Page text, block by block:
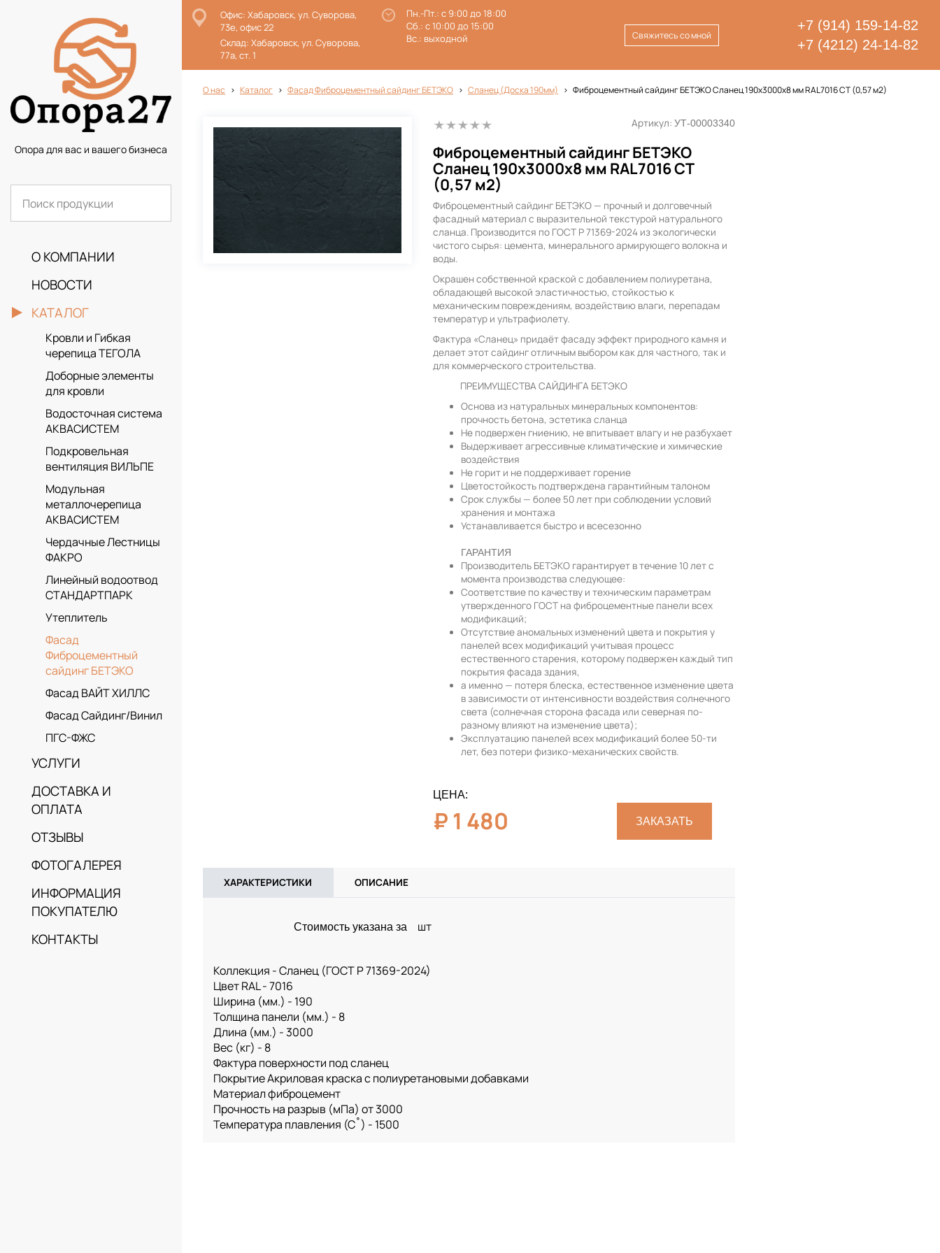
Опора для вас и вашего бизнеса
О КОМПАНИИ
НОВОСТИ
КАТАЛОГ
Кровли и Гибкая
черепица ТЕГОЛА
Доборные элементы
для кровли
Водосточная система
АКВАСИСТЕМ
Подкровельная
вентиляция ВИЛЬПЕ
Модульная
металлочерепица
АКВАСИСТЕМ
Чердачные Лестницы
ФАКРО
Линейный водоотвод
СТАНДАРТПАРК
Утеплитель
Фасад
Фиброцементный
сайдинг БЕТЭКО
Фасад ВАЙТ ХИЛЛС
Фасад Сайдинг/Винил
ПГС-ФЖС
УСЛУГИ
ДОСТАВКА И
ОПЛАТА
ОТЗЫВЫ
ФОТОГАЛЕРЕЯ
ИНФОРМАЦИЯ
ПОКУПАТЕЛЮ
КОНТАКТЫ
Офис: Хабаровск, ул. Суворова,
73е, офис 22
Склад: Хабаровск, ул. Суворова,
77а, ст. 1
Пн.-Пт.: с 9:00 до 18:00
Сб.: с 10:00 до 15:00
Вс.: выходной
+7 (914) 159-14-82
+7 (4212) 24-14-82
Свяжитесь со мной
О нас Каталог Фасад Фиброцементный сайдинг БЕТЭКО Сланец (Доска 190мм) Фиброцементный сайдинг БЕТЭКО Сланец 190х3000х8 мм RAL7016 СТ (0,57 м2)
Артикул: УТ-00003340
Фиброцементный сайдинг БЕТЭКО
Сланец 190х3000х8 мм RAL7016 СТ
(0,57 м2)
Фиброцементный сайдинг БЕТЭКО — прочный и долговечный
фасадный материал с выразительной текстурой натурального
сланца. Производится по ГОСТ Р 71369-2024 из экологически
чистого сырья: цемента, минерального армирующего волокна и
воды.
Окрашен собственной краской с добавлением полиуретана,
обладающей высокой эластичностью, стойкостью к
механическим повреждениям, воздействию влаги, перепадам
температур и ультрафиолету.
Фактура «Сланец» придаёт фасаду эффект природного камня и
делает этот сайдинг отличным выбором как для частного, так и
для коммерческого строительства.
ПРЕИМУЩЕСТВА САЙДИНГА БЕТЭКО
Основа из натуральных минеральных компонентов:
прочность бетона, эстетика сланца
Не подвержен гниению, не впитывает влагу и не разбухает
Выдерживает агрессивные климатические и химические
воздействия
Не горит и не поддерживает горение
Цветостойкость подтверждена гарантийным талоном
Срок службы — более 50 лет при соблюдении условий
хранения и монтажа
Устанавливается быстро и всесезонно
ГАРАНТИЯ
Производитель БЕТЭКО гарантирует в течение 10 лет с
момента производства следующее:
Соответствие по качеству и техническим параметрам
утвержденного ГОСТ на фиброцементные панели всех
модификаций;
Отсутствие аномальных изменений цвета и покрытия у
панелей всех модификаций учитывая процесс
естественного старения, которому подвержен каждый тип
покрытия фасада здания,
а именно — потеря блеска, естественное изменение цвета
в зависимости от интенсивности воздействия солнечного
света (солнечная сторона фасада или северная по-
разному влияют на изменение цвета);
Эксплуатацию панелей всех модификаций более 50-ти
лет, без потери физико-механических свойств.
ЦЕНА:
₽ 1 480 ЗАКАЗАТЬ
ХАРАКТЕРИСТИКИ ОПИСАНИЕ
Стоимость указана за шт
Коллекция - Сланец (ГОСТ Р 71369-2024)
Цвет RAL - 7016
Ширина (мм.) - 190
Толщина панели (мм.) - 8
Длина (мм.) - 3000
Вес (кг) - 8
Фактура поверхности под сланец
Покрытие Акриловая краска с полиуретановыми добавками
Материал фиброцемент
Прочность на разрыв (мПа) от 3000
Температура плавления (С˚) - 1500